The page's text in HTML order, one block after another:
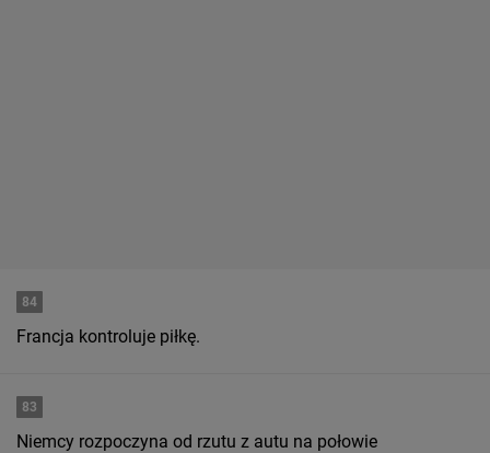
84
Francja kontroluje piłkę.
83
Niemcy rozpoczyna od rzutu z autu na połowie